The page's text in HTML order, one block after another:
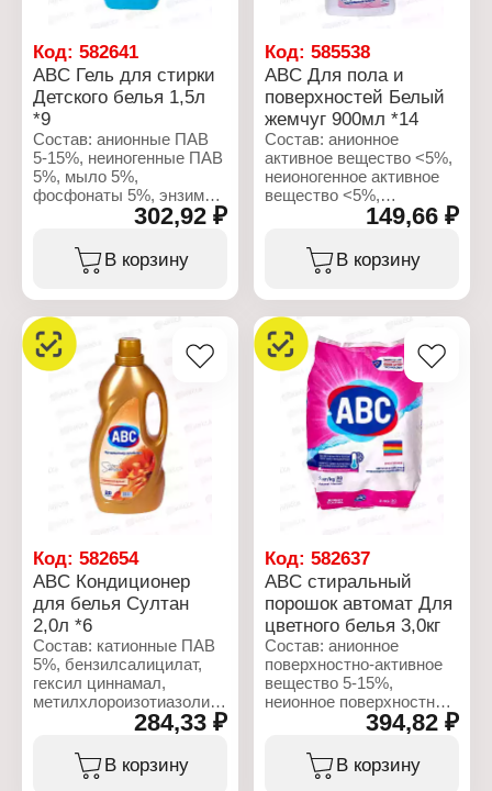
Код: 582641
ABC Гель для стирки
Детского белья 1,5л
*9
Состав: анионные ПАВ
5-15%, неиногенные ПАВ
5%, мыло 5%,
фосфонаты 5%, энзимы
5%, ароматизатор,
(метилхлороизотиазолинон,
метилизотиазолинон,
Характеристики:
Бренд: ABC
Тип товара: Средство
для стирки
Назначение: для
детского белья
Форма выпуска: гель
Объем: 1,5 л
302,92 ₽
В корзину
Код:585538
ABC Для пола и
поверхностей Белый
жемчуг 900мл *14
Состав: анионное
активное вещество <5%,
неионогенное активное
вещество <5%,
консерванты, отдушка,
линалоол,
гексилциннамаль,
<5%.
Характеристики:
Бренд: ABC
Тип товара: Моющее
средство
Вид: Средство для
мытья полов
Вариация: и
поверхностей
Название: "White Pearl"
149,66 ₽
В корзину
Код: 582654
ABC Кондиционер
для белья Султан
2,0л *6
Состав: катионные ПАВ
5%, бензилсалицилат,
гексил циннамал,
метилхлороизотиазолинон,
метилизотиазолинон.
Характеристики:
Бренд: ABC
284,33 ₽
В корзину
Код:582637
ABC стиральный
порошок автомат Для
цветного белья 3,0кг
Состав: анионное
поверхностно-активное
вещество 5-15%,
неионное поверхностно-
активное вещество,
поликарбоксилат, мыло,
оптический
отбеливатель, фермент,
394,82 ₽
В корзину